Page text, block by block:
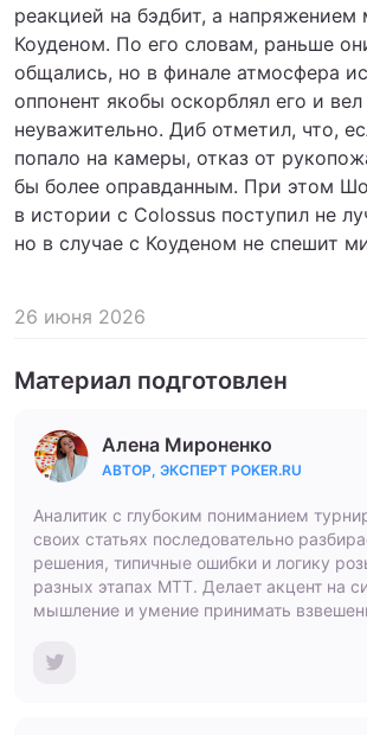
реакцией на бэдбит, а
Коуденом. По его словам, раньше
общались, но в финале атмосфера
оппонент якобы оскорблял его и вел
неуважительно. Диб отметил, что,
попало на камеры, отказ от
бы более оправданным. При этом
в истории с Colossus поступил не
но в случае с Коуденом не спешит
26 июня 2026
Материал подготовлен
Алена Мироненко
АВТОР, ЭКСПЕРТ POKER.RU
Аналитик с глубоким пониманием
своих статьях последовательно
решения, типичные ошибки и логику
разных этапах МТТ. Делает акцент на
мышление и умение принимать